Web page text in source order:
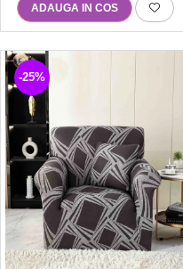
ADAUGA IN COS
-25%